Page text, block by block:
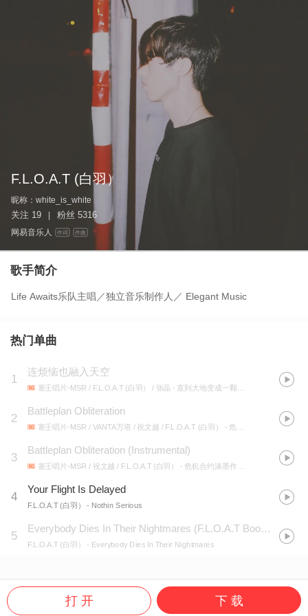
F.L.O.A.T (白羽）
昵称： white_is_white
关注 19 粉丝 5316
网易音乐人 作词 作曲
歌手简介
Life Awaits乐队主唱／独立音乐制作人／ Elegant Music
热门单曲
1
连烦恼也融入天空
塞壬唱片-MSR / F.L.O.A.T (白羽） / 张晶 - 直到大地变成一颗酸橙OST
2
Battleplan Obliteration
塞壬唱片-MSR / VANTA万塔 / 祝文越 / F.L.O.A.T (白羽） - 危机合约涤墨作战OST
3
Battleplan Obliteration (Instrumental)
塞壬唱片-MSR / 祝文越 / F.L.O.A.T (白羽） - 危机合约涤墨作战OST
4
Your Flight Is Delayed
F.L.O.A.T (白羽） - Nothin Serious
5
Everybody Dies In Their Nightmares (F.L.O.A.T Bootleg)
F.L.O.A.T (白羽） - Everybody Dies In Their Nightmares
打 开 下 载